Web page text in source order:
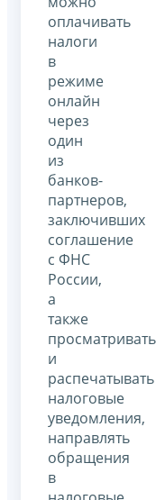
оплачивать
налоги
в
режиме
онлайн
через
один
из
банков-
партнеров,
заключивших
соглашение
с ФНС
России,
а
также
просматривать
и
распечатывать
налоговые
уведомления,
направлять
обращения
в